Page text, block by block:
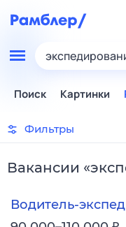
Поиск Картинки
Фильтры
Вакансии «
Водитель-